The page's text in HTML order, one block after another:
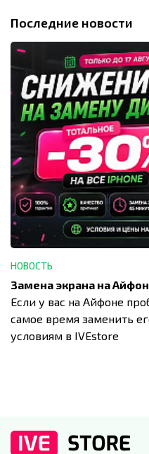
Последние новости
НОВОСТЬ
Замена экрана на
Если у вас на Айфоне
самое время заменить
условиям в IVEstore